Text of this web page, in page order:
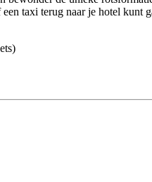
taxi terug naar je hotel kunt